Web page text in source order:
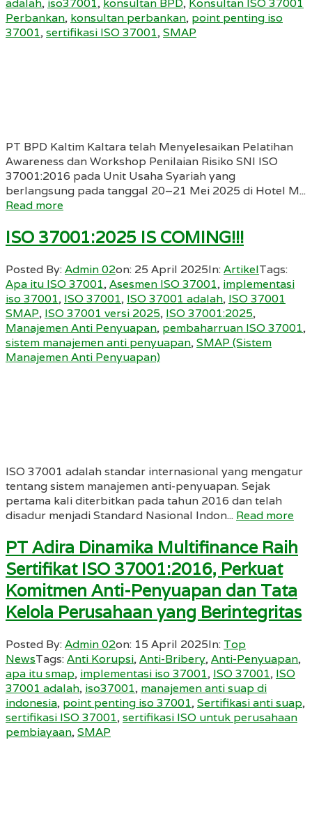
adalah, iso37001, konsultan BPD, Konsultan ISO 37001
Perbankan, konsultan perbankan, point penting iso
37001,sertifikasi ISO 37001,SMAP
PT BPD Kaltim Kaltara telah Menyelesaikan Pelatihan
Awareness dan Workshop Penilaian Risiko SNI ISO
37001:2016 pada Unit Usaha Syariah yang
berlangsung pada tanggal 20–21 Mei 2025 di Hotel M...
Read more
ISO 37001:2025 IS COMING!!!
Posted By:Admin 02on: 25 April 2025In:ArtikelTags:
Apa itu ISO 37001,Asesmen ISO 37001, implementasi
iso 37001, ISO 37001, ISO 37001 adalah, ISO 37001
SMAP, ISO 37001 versi 2025, ISO 37001:2025,
Manajemen Anti Penyuapan, pembaharruan ISO 37001,
sistem manajemen anti penyuapan,SMAP (Sistem
Manajemen Anti Penyuapan)
ISO 37001 adalah standar internasional yang mengatur
tentang sistem manajemen anti-penyuapan. Sejak
pertama kali diterbitkan pada tahun 2016 dan telah
disadur menjadi Standard Nasional Indon... Read more
PT Adira Dinamika Multifinance Raih
Sertifikat ISO 37001:2016, Perkuat
Komitmen Anti-Penyuapan dan Tata
Kelola Perusahaan yang Berintegritas
Posted By:Admin 02on: 15 April 2025In: Top
NewsTags:Anti Korupsi,Anti-Bribery,Anti-Penyuapan,
apa itu smap, implementasi iso 37001, ISO 37001, ISO
37001 adalah, iso37001, manajemen anti suap di
indonesia, point penting iso 37001,Sertifikasi anti suap,
sertifikasi ISO 37001,sertifikasi ISO untuk perusahaan
pembiayaan,SMAP